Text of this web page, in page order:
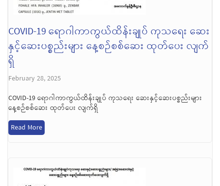
COVID-19 ရောဂါကာကွယ်ထိန်းချုပ် ကုသရေး ဆေး
နှင့်ဆေးပစ္စည်းများ နေ့စဉ်စစ်ဆေး ထုတ်ပေး လျက်
ရှိ
February 28, 2025
COVID-19 ရောဂါကာကွယ်ထိန်းချုပ် ကုသရေး ဆေးနှင့်ဆေးပစ္စည်းများ
နေ့စဉ်စစ်ဆေး ထုတ်ပေး လျက်ရှိ
Read More